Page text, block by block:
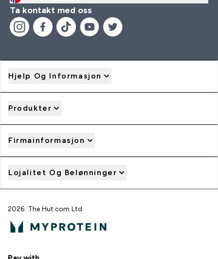
Ta kontakt med oss
Hjelp Og Informasjon
Produkter
Firmainformasjon
Lojalitet Og Belønninger
2026 The Hut.com Ltd